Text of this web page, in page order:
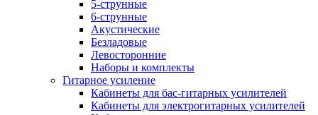
5-струнные
6-струнные
Акустические
Безладовые
Левосторонние
Наборы и комплекты
Гитарное усиление
Кабинеты для бас-гитарных усилителей
Кабинеты для электрогитарных усилителей